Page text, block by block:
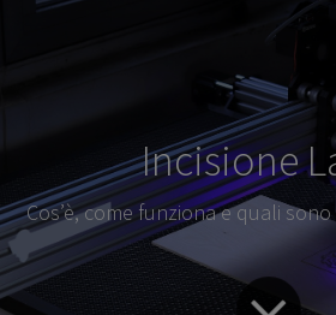
Incisione
Cos’è, come funziona e quali